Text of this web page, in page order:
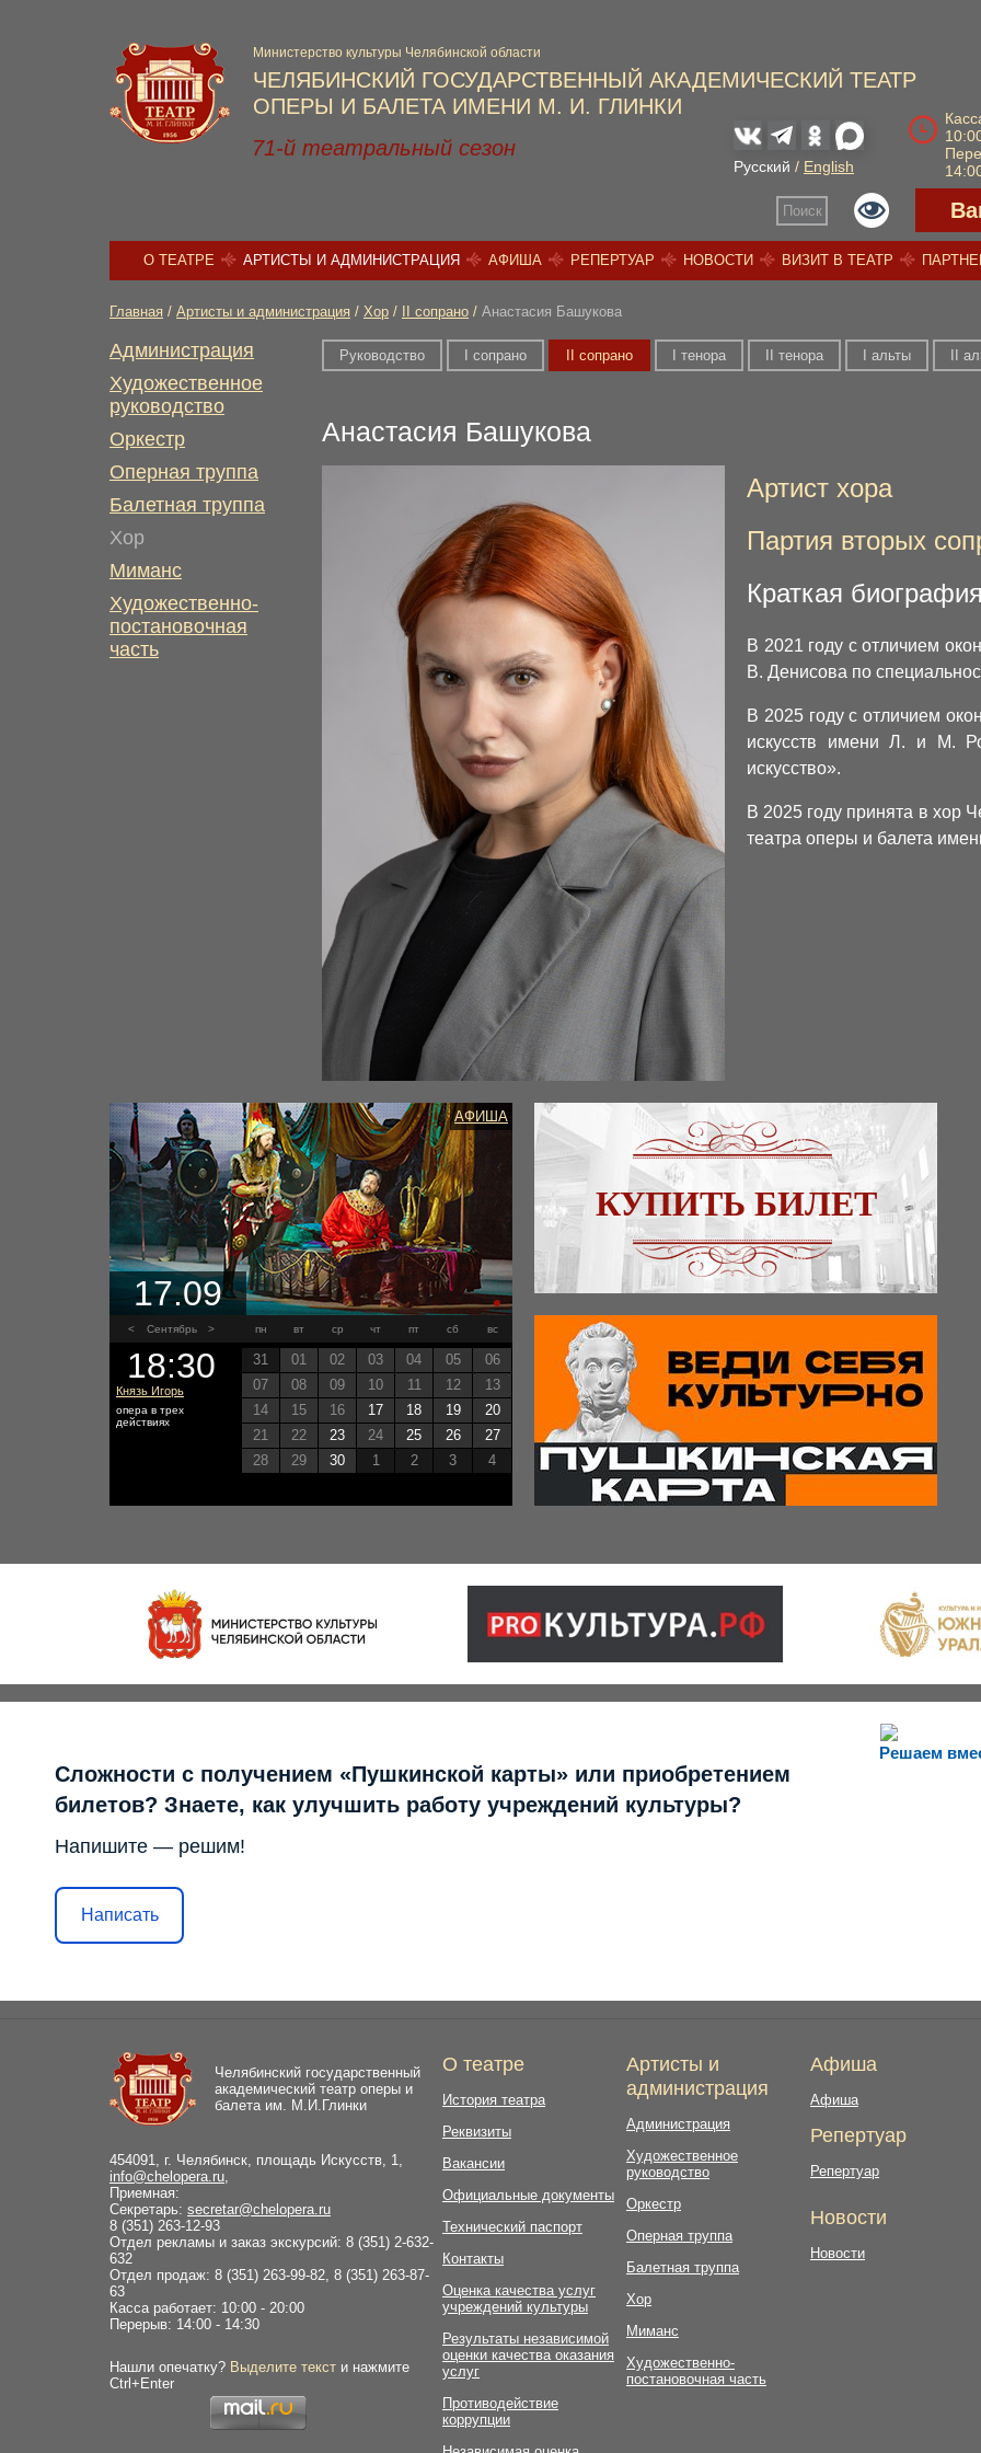
ЧЕЛЯБИНСКИЙ ГОСУДАРСТВЕННЫЙ АКАДЕМИЧЕСКИЙ ТЕАТР
ОПЕРЫ И БАЛЕТА ИМЕНИ М. И. ГЛИНКИ
Министерство культуры Челябинской области
Русский / English
71-й театральный сезон
Поиск
О ТЕАТРЕ АРТИСТЫ И АДМИНИСТРАЦИЯ АФИША РЕПЕРТУАР НОВОСТИ ВИЗИТ В ТЕАТР
Главная / Артисты и администрация / Хор / II сопрано / Анастасия Башукова
Администрация
Художественное
руководство
Оркестр
Оперная труппа
Балетная труппа
Хор
Миманс
Художественно-
постановочная
часть
Руководство I сопрано II сопрано I тенора II тенора I альты II
Анастасия Башукова
Артист хора
Партия вторых
Краткая
В 2021 году с отличием
В. Денисова по
В 2025 году с отличием
искусств имени Л. и М.
искусство».
В 2025 году принята в хор
театра оперы и балета
АФИША
< Сентябрь > пн вт ср чт пт сб вс
31 01 02 03 04 05
06
07
08 09 10 11 12
13
14
15 16 17 18 19
20
21
22 23 24 25 26
27
28
29 30 1 2 3 4
17.09
18:30
Князь Игорь
опера в трех
действиях
КУПИТЬ БИЛЕТ
Решаем
Сложности с получением «Пушкинской карты» или приобретением
билетов? Знаете, как улучшить работу учреждений культуры?
Напишите — решим!
Написать
Челябинский государственный
академический театр оперы и
балета им. М.И.Глинки
454091, г. Челябинск, площадь Искусств, 1,
info@chelopera.ru
Приемная:
Секретарь: secretar@chelopera.ru
8 (351) 263-12-93
Отдел рекламы и заказ экскурсий: 8 (351) 2-632-
632
Отдел продаж: 8 (351) 263-99-82, 8 (351) 263-87-
63
Касса работает: 10:00 - 20:00
Перерыв: 14:00 - 14:30
Нашли опечатку? Выделите текст и нажмите
Ctrl+Enter
О театре
История театра
Реквизиты
Вакансии
Официальные документы
Технический паспорт
Контакты
Оценка качества услуг
учреждений культуры
Результаты независимой
оценки качества оказания
услуг
Противодействие
коррупции
Артисты и
администрация
Администрация
Художественное
руководство
Оркестр
Оперная труппа
Балетная труппа
Хор
Миманс
Художественно-
постановочная часть
Афиша
Афиша
Репертуар
Репертуар
Новости
Новости